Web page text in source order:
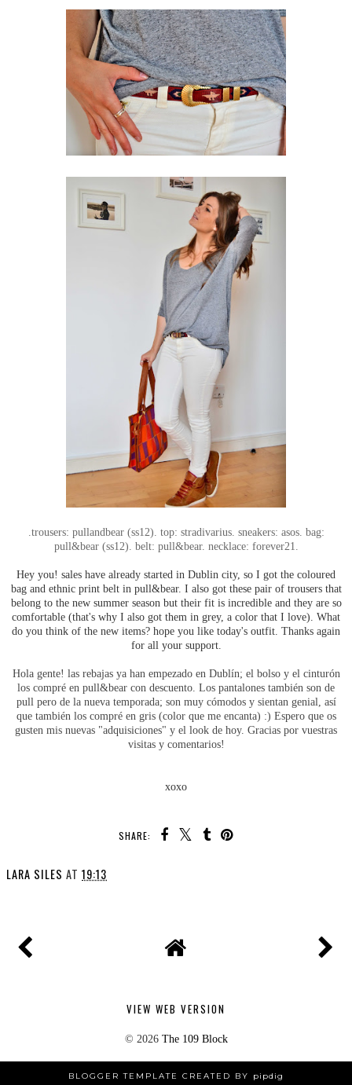
.trousers: pullandbear (ss12). top: stradivarius. sneakers: asos. bag:
pull&bear (ss12). belt: pull&bear. necklace: forever21.
Hey you! sales have already started in Dublin city, so I got the coloured
bag and ethnic print belt in pull&bear. I also got these pair of trousers that
belong to the new summer season but their fit is incredible and they are so
comfortable (that's why I also got them in grey, a color that I love). What
do you think of the new items? hope you like today's outfit. Thanks again
for all your support.
Hola gente! las rebajas ya han empezado en Dublín; el bolso y el cinturón
los compré en pull&bear con descuento. Los pantalones también son de
pull pero de la nueva temporada; son muy cómodos y sientan genial, así
que también los compré en gris (color que me encanta) :) Espero que os
gusten mis nuevas "adquisiciones" y el look de hoy. Gracias por vuestras
visitas y comentarios!
xoxo
SHARE:
LARA SILES AT 19:13
VIEW WEB VERSION
© 2026 The 109 Block
BLOGGER TEMPLATE CREATED BY pipdig